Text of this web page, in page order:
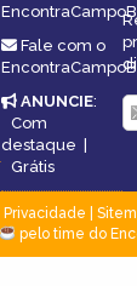
Fale com o
ANUNCIE:
Com
destaque |
Grátis
Privacidade
pelo time do